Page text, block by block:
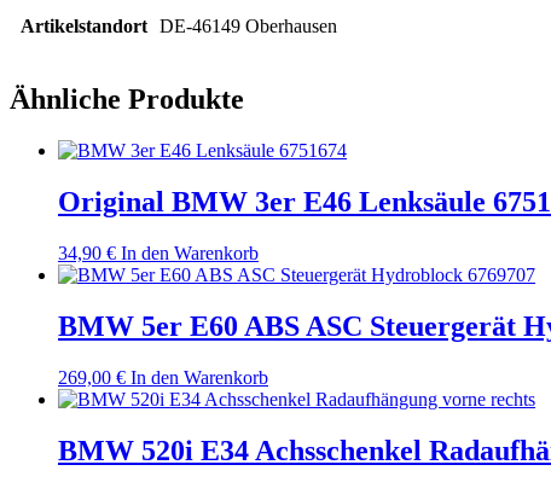
Artikelstandort DE-46149 Oberhausen
Ähnliche Produkte
Original BMW 3er E46 Lenksäule
34,90 € In den Warenkorb
BMW 5er E60 ABS ASC Steuergerät
269,00 € In den Warenkorb
BMW 520i E34 Achsschenkel